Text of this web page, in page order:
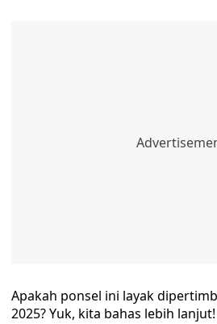
Apakah ponsel ini layak
2025? Yuk, kita bahas lebih lanjut!